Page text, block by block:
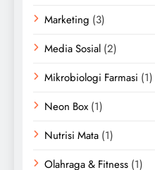
Marketing (3)
Media Sosial (2)
Mikrobiologi Farmasi (1)
Neon Box (1)
Nutrisi Mata (1)
Olahraga & Fitness (1)